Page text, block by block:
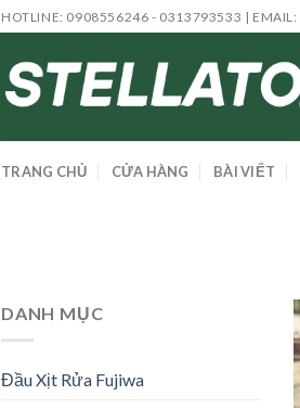
HOTLINE: 0908556246 - 0313793533 | EMAIL:
TRANG CHỦ CỬA HÀNG BÀI VIẾT
DANH MỤC
Đầu Xịt Rửa Fujiwa